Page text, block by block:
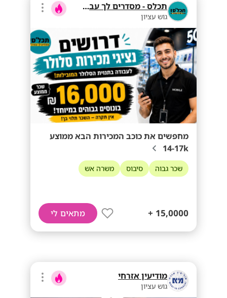
תכלס - מסדרים לך עבודה
גוש עציון
מחפשים את כוכב המכירות הבא ממוצע
14-17k
שכר גבוה סיבוס משרה אש
15,0000 + מתאים לי
מודיעין אזרחי
גוש עציון